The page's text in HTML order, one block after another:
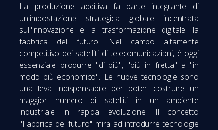
La produzione additiva fa parte integrante di
un'impostazione strategica globale incentrata
sull'innovazione e la trasformazione digitale: la
fabbrica del futuro. Nel campo altamente
competitivo dei satelliti di telecomunicazioni, è oggi
essenziale produrre "di più", "più in fretta" e "in
modo più economico". Le nuove tecnologie sono
una leva indispensabile per poter costruire un
maggior numero di satelliti in un ambiente
industriale in rapida evoluzione. Il concetto
"Fabbrica del futuro" mira ad introdurre tecnologie